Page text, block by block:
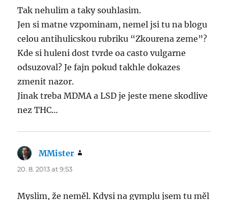
Tak nehulim a taky souhlasim.
Jen si matne vzpominam, nemel jsi tu na blogu
celou antihulicskou rubriku “Zkourena zeme”?
Kde si huleni dost tvrde oa casto vulgarne
odsuzoval? Je fajn pokud takhle dokazes
zmenit nazor.
Jinak treba MDMA a LSD je jeste mene skodlive
nez THC…
MMister
20. 8. 2013 at 9:53
Myslim, že neměl. Kdysi na gymplu jsem tu měl